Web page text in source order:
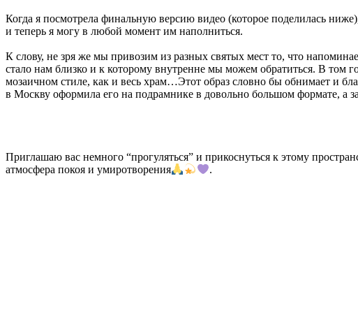
Когда я посмотрела финальную версию видео (которое поделилась
и теперь я могу в любой момент им наполниться.
К слову, не зря же мы привозим из разных святых мест то, что
стало нам близко и к которому внутренне мы можем обратиться. В том
мозаичном стиле, как и весь храм…Этот образ словно бы обнимает и
в Москву оформила его на подрамнике в довольно большом формате, а
Приглашаю вас немного “прогуляться” и прикоснуться к этому
атмосфера покоя и умиротворения
.